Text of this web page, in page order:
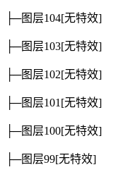
├─图层104[无特效]
├─图层103[无特效]
├─图层102[无特效]
├─图层101 [无特效]
├─图层100[无特效]
├─图层99[无特效]